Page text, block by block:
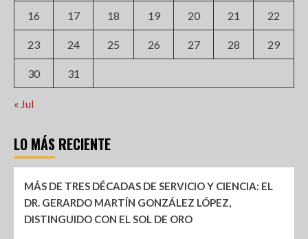
16 17 18 19 20 21 22
23 24 25 26 27 28 29
30 31
« Jul
LO MÁS RECIENTE
MÁS DE TRES DÉCADAS DE SERVICIO Y CIENCIA: EL
DR. GERARDO MARTÍN GONZÁLEZ LÓPEZ,
DISTINGUIDO CON EL SOL DE ORO